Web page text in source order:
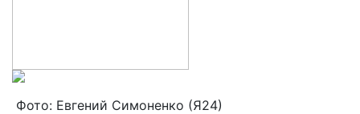
Фото: Евгений Симоненко (Я24)